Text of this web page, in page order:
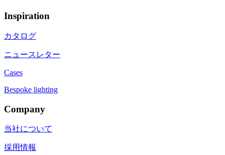
Inspiration
カタログ
ニュースレター
Cases
Bespoke lighting
Company
当社について
採用情報